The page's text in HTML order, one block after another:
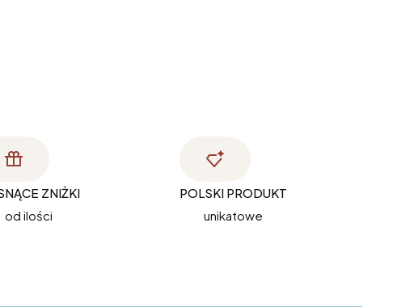
ZNIŻKI
od ilości
POLSKI PRODUKT
unikatowe